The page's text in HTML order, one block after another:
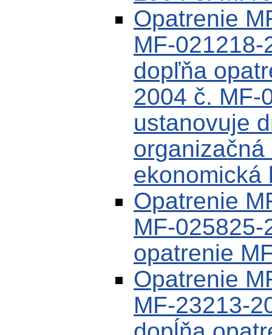
Opatrenie
MF-
dopľňa
2004 č. MF-
ustanovuje
ekonomická
Opatrenie
MF-
opatrenie
Opatrenie
MF-23213-